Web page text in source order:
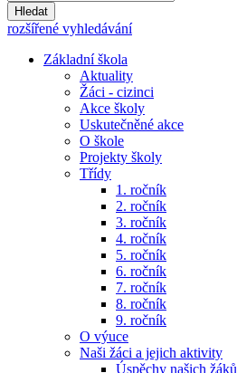
Hledat
rozšířené vyhledávání
Základní škola
Aktuality
Žáci - cizinci
Akce školy
Uskutečněné akce
O škole
Projekty školy
Třídy
1. ročník
2. ročník
3. ročník
4. ročník
5. ročník
6. ročník
7. ročník
8. ročník
9. ročník
O výuce
Naši žáci a jejich aktivity
Úspěchy našich žáků